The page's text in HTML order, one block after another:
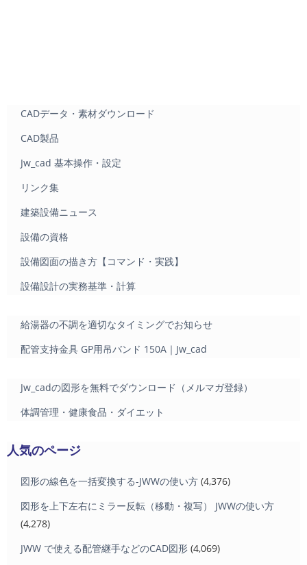
CADデータ・素材ダウンロード
CAD製品
Jw_cad 基本操作・設定
リンク集
建築設備ニュース
設備の資格
設備図面の描き方【コマンド・実践】
設備設計の実務基準・計算
給湯器の不調を適切なタイミングでお知らせ
配管支持金具 GP用吊バンド 150A｜Jw_cad
Jw_cadの図形を無料でダウンロード（メルマガ登録）
体調管理・健康食品・ダイエット
人気のページ
図形の線色を一括変換する-JWWの使い方 (4,376)
図形を上下左右にミラー反転（移動・複写） JWWの使い方
(4,278)
JWW で使える配管継手などのCAD図形 (4,069)